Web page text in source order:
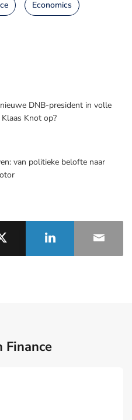
Economics
DNB-president in volle
Knot op?
van politieke belofte naar
Finance